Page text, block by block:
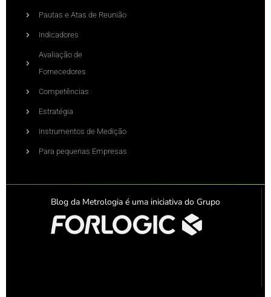
Pautas e Atas de Reunião
Indicadores
Avaliação de
Fornecedores
Competências
Estratégia
Instrumentos de Medição
Para pequenas Empresas
Blog da Metrologia é uma iniciativa do Grupo